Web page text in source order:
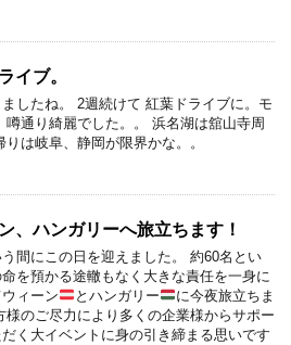
イブ。
したね。 2週続けて 紅葉ドライブに。モ
噂通り綺麗でした。。 浜名湖は舘山寺周
りは岐阜、静岡が限界かな。。
、ハンガリーへ旅立ちます！
間にこの日を迎えました。 約60名とい
命を預かる途轍もなく大きな責任を一身に
ィーン
とハンガリー
に今夜旅立ちま
様のご尽力により多くの企業様からサポー
だく大イベントに身の引き締まる思いです